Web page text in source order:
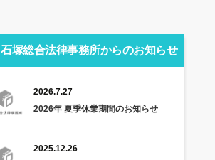
石塚総合法律事務所からのお知らせ
2026.7.27
2026年 夏季休業期間のお知らせ
2025.12.26